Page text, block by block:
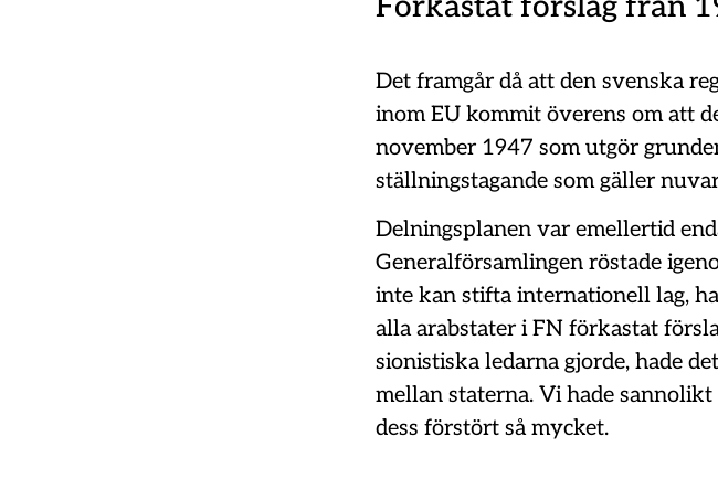
Det framgår då att den svenska
inom EU kommit överens om att
november 1947 som utgör
ställningstagande som gäller
Delningsplanen var emellertid
Generalförsamlingen röstade
inte kan stifta internationell lag,
alla arabstater i FN förkastat
sionistiska ledarna gjorde, hade
mellan staterna. Vi hade
dess förstört så mycket.